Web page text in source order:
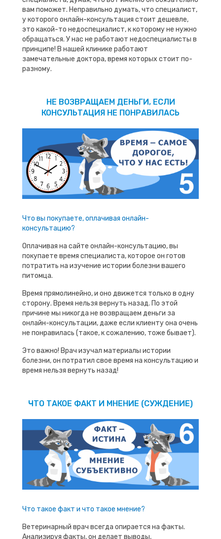
вам поможет. Неправильно думать, что специалист,
у которого онлайн-консультация стоит дешевле,
это какой-то недоспециалист, к которому не нужно
обращаться. У нас не работают недоспециалисты в
принципе! В нашей клинике работают
замечательные доктора, время которых стоит по-
разному.
НЕ ВОЗВРАЩАЕМ ДЕНЬГИ, ЕСЛИ
КОНСУЛЬТАЦИЯ НЕ ПОНРАВИЛАСЬ
Что вы покупаете, оплачивая онлайн-
консультацию?
Оплачивая на сайте онлайн-консультацию, вы
покупаете время специалиста, которое он готов
потратить на изучение истории болезни вашего
питомца.
Время прямолинейно, и оно движется только в одну
сторону. Время нельзя вернуть назад. По этой
причине мы никогда не возвращаем деньги за
онлайн-консультации, даже если клиенту она очень
не понравилась (такое, к сожалению, тоже бывает).
Это важно! Врач изучал материалы истории
болезни, он потратил свое время на консультацию и
время нельзя вернуть назад!
ЧТО ТАКОЕ ФАКТ И МНЕНИЕ (СУЖДЕНИЕ)
Что такое факт и что такое мнение?
Ветеринарный врач всегда опирается на факты.
Анализируя факты, он делает выводы,